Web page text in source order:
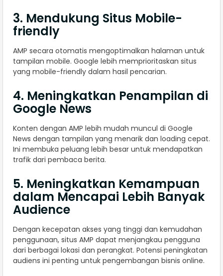
3. Mendukung Situs Mobile-
friendly
AMP secara otomatis mengoptimalkan halaman untuk
tampilan mobile. Google lebih memprioritaskan situs
yang mobile-friendly dalam hasil pencarian.
4. Meningkatkan Penampilan di
Google News
Konten dengan AMP lebih mudah muncul di Google
News dengan tampilan yang menarik dan loading cepat.
Ini membuka peluang lebih besar untuk mendapatkan
trafik dari pembaca berita.
5. Meningkatkan Kemampuan
dalam Mencapai Lebih Banyak
Audience
Dengan kecepatan akses yang tinggi dan kemudahan
penggunaan, situs AMP dapat menjangkau pengguna
dari berbagai lokasi dan perangkat. Potensi peningkatan
audiens ini penting untuk pengembangan bisnis online.